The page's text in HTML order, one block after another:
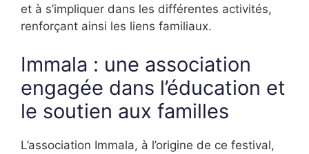
et à s’impliquer dans les différentes activités,
renforçant ainsi les liens familiaux.
Immala : une association
engagée dans l’éducation et
le soutien aux familles
L’association Immala, à l’origine de ce festival,